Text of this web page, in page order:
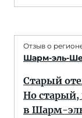
Отзыв о
Шарм-эль-
Старый
Но
в Шарм-